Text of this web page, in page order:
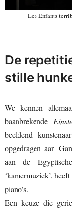
Les Enfants
De
stille
We kennen
baanbrekende
beeldend
opgedragen aan
aan de
‘kamermuziek’,
piano’s.
Een keuze die